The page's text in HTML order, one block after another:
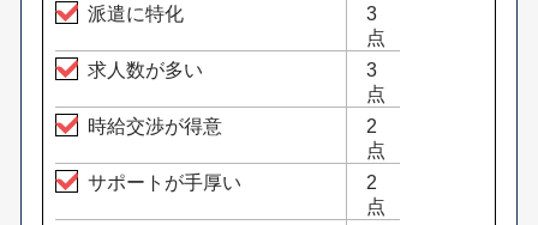
派遣に特化
3
点
求人数が多い
3
点
時給交渉が得意
2
点
サポートが手厚い
2
点